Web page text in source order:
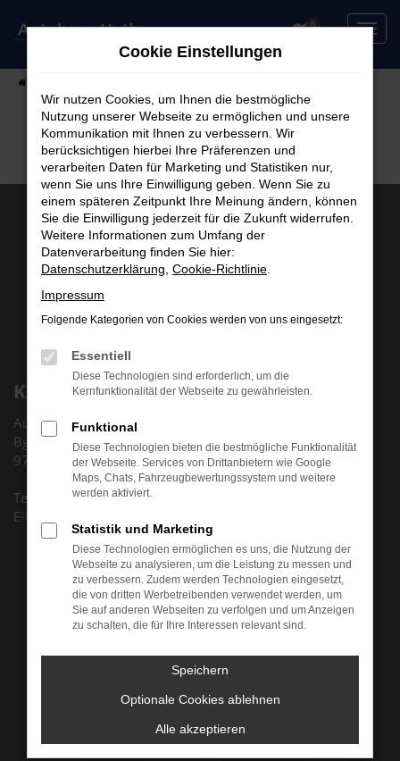
Zum
0
Kontakt
Autohaus Huth GmbH
Bgm.-Dr.-Nebel-Str. 5
97816 Lohr am Main
Tel. +49 (0) 9352 8795 0
E-Mail: info@auto-huth.de
Cookie Einstellungen
Wir nutzen Cookies, um Ihnen die bestmögliche
Nutzung unserer Webseite zu ermöglichen und unsere
Kommunikation mit Ihnen zu verbessern. Wir
berücksichtigen hierbei Ihre Präferenzen und
verarbeiten Daten für Marketing und Statistiken nur,
wenn Sie uns Ihre Einwilligung geben. Wenn Sie zu
einem späteren Zeitpunkt Ihre Meinung ändern, können
Sie die Einwilligung jederzeit für die Zukunft widerrufen.
Weitere Informationen zum Umfang der
Datenverarbeitung finden Sie hier:
Datenschutzerklärung Cookie-Richtlinie
Impressum
Folgende Kategorien von Cookies werden von uns eingesetzt:
Essentiell
Diese Technologien sind erforderlich, um die
Kernfunktionalität der Webseite zu gewährleisten.
Funktional
Diese Technologien bieten die bestmögliche Funktionalität
der Webseite. Services von Drittanbietern wie Google
Maps, Chats, Fahrzeugbewertungssystem und weitere
werden aktiviert.
Statistik und Marketing
Diese Technologien ermöglichen es uns, die Nutzung der
Webseite zu analysieren, um die Leistung zu messen und
zu verbessern. Zudem werden Technologien eingesetzt,
die von dritten Werbetreibenden verwendet werden, um
Sie auf anderen Webseiten zu verfolgen und um Anzeigen
zu schalten, die für Ihre Interessen relevant sind.
Speichern
Optionale Cookies ablehnen
Alle akzeptieren